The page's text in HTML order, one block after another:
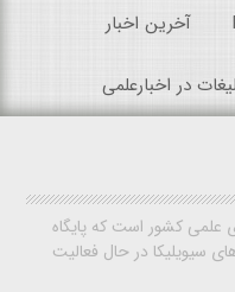
آخرین اخبار
در اخبارعلمی
علمی کشور است که پایگاه
سیویلیکا در حال فعالیت